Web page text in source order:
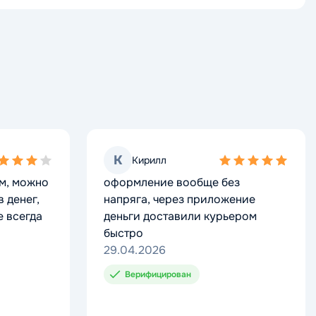
можно
денег,
всегда
К Кирилл
5,0
rating
оформление вообще без
напряга, через приложение
деньги доставили курьером
быстро
29.04.2026
Верифицирован
можно
денег,
всегда
К Кирилл
5,0
rating
оформление вообще без
напряга, через приложение
деньги доставили курьером
быстро
29.04.2026
Верифицирован